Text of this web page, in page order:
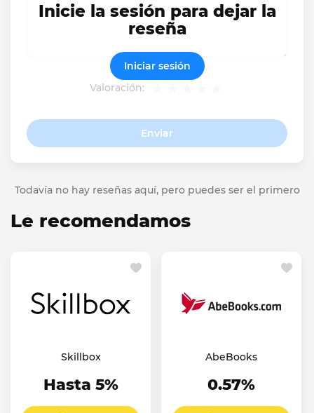
Valoración:
Enviar
Inicie la sesión para dejar la
reseña
Iniciar sesión
Todavía no hay reseñas aquí, pero puedes ser el primero
Le recomendamos
Skillbox
Hasta 5%
AbeBooks
0.57%